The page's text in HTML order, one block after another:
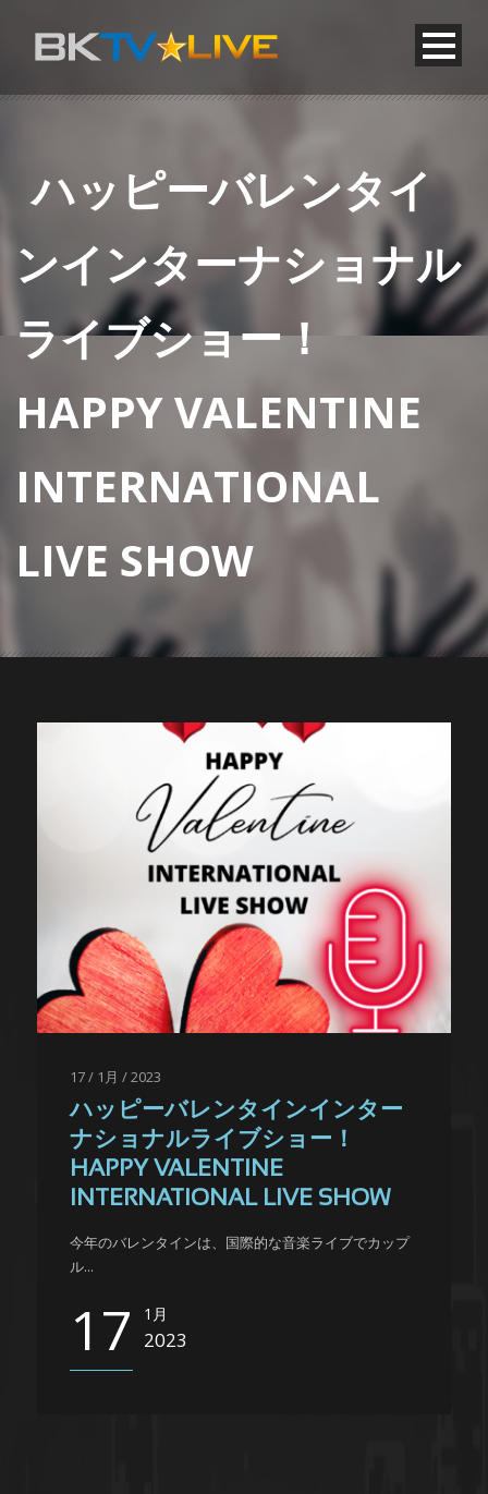
ハッピーバレンタイ
ンインターナショナル
ライブショー！
HAPPY VALENTINE
INTERNATIONAL
LIVE SHOW
17 / 1月 / 2023
ハッピーバレンタインインター
ナショナルライブショー！
HAPPY VALENTINE
INTERNATIONAL LIVE SHOW
今年のバレンタインは、国際的な音楽ライブでカップ
ル...
17 1月
2023